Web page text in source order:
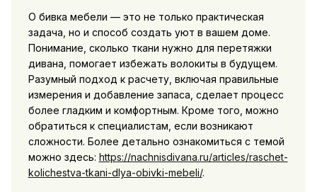
О бивка мебели — это не только практическая
задача, но и способ создать уют в вашем доме.
Понимание, сколько ткани нужно для перетяжки
дивана, помогает избежать волокиты в будущем.
Разумный подход к расчету, включая правильные
измерения и добавление запаса, сделает процесс
более гладким и комфортным. Кроме того, можно
обратиться к специалистам, если возникают
сложности. Более детально ознакомиться с темой
можно здесь: https://nachnisdivana.ru/articles/raschet-
kolichestva-tkani-dlya-obivki-mebeli/.